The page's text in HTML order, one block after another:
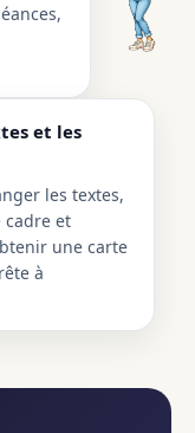
et les
les textes,
cadre et
une carte
à